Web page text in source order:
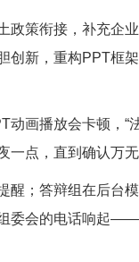
政策衔接，补充企
创新，重构PPT框
画播放会卡顿，“
点，直到确认万无
醒；答辩组在后台
委会的电话响起